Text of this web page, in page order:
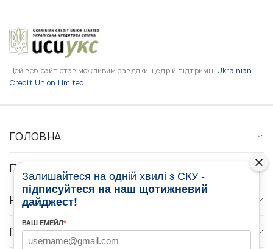
Цей веб-сайт став можливим завдяки щедрій підтримці Ukrainian
Credit Union Limited
ГОЛОВНА
ПРО НАС
НОВИНИ
ПРОГРАМИ
Залишайтеся на одній хвилі з СКУ -
підписуйтеся на наш щотижневий
дайджест!
ВАШ ЕМЕЙЛ*